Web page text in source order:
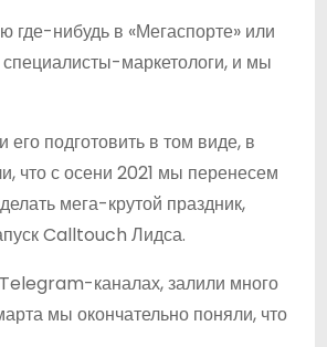
нибудь в «Мегаспорте» или
специалисты-маркетологи, и мы
подготовить в том виде, в
что с осени 2021 мы перенесем
мега-крутой праздник,
Calltouch Лидса.
каналах, залили много
мы окончательно поняли, что